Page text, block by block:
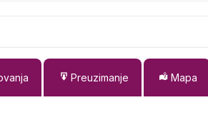
Preuzimanje Mapa